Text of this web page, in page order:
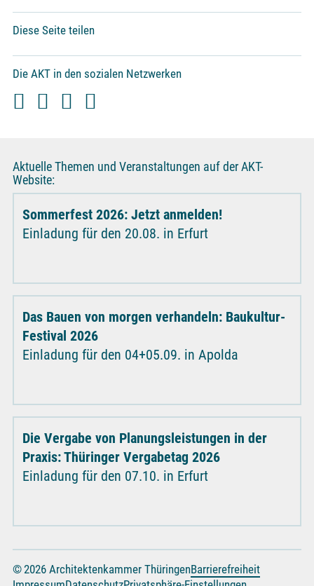
Diese Seite teilen
Die AKT in den sozialen Netzwerken
Aktuelle Themen und Veranstaltungen auf der AKT-
Website:
Sommerfest 2026: Jetzt anmelden!
Einladung für den 20.08. in Erfurt
Das Bauen von morgen verhandeln: Baukultur-
Festival 2026
Einladung für den 04+05.09. in Apolda
Die Vergabe von Planungsleistungen in der
Praxis: Thüringer Vergabetag 2026
Einladung für den 07.10. in Erfurt
© 2026 Architektenkammer ThüringenBarrierefreiheit